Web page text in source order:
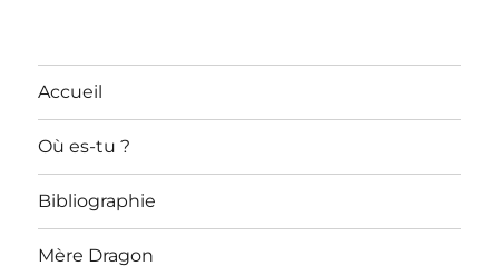
Accueil
Où es-tu ?
Bibliographie
Mère Dragon